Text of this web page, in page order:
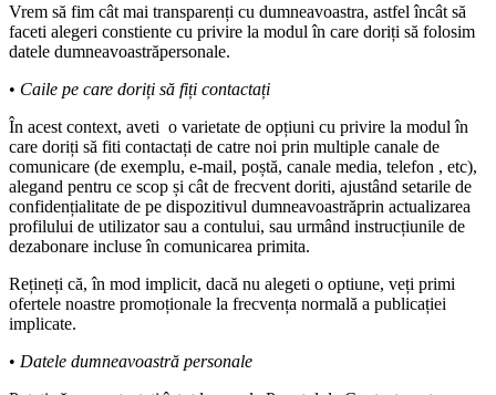
Vrem să fim cât mai transparenți cu dumneavoastra, astfel încât să
faceti alegeri constiente cu privire la modul în care doriți să folosim
datele dumneavoastrăpersonale.
• Caile pe care doriți să fiți contactați
În acest context, aveti o varietate de opțiuni cu privire la modul în
care doriți să fiti contactați de catre noi prin multiple canale de
comunicare (de exemplu, e-mail, poștă, canale media, telefon , etc),
alegand pentru ce scop și cât de frecvent doriti, ajustând setarile de
confidențialitate de pe dispozitivul dumneavoastrăprin actualizarea
profilului de utilizator sau a contului, sau urmând instrucțiunile de
dezabonare incluse în comunicarea primita.
Rețineți că, în mod implicit, dacă nu alegeti o optiune, veți primi
ofertele noastre promoționale la frecvența normală a publicației
implicate.
• Datele dumneavoastră personale